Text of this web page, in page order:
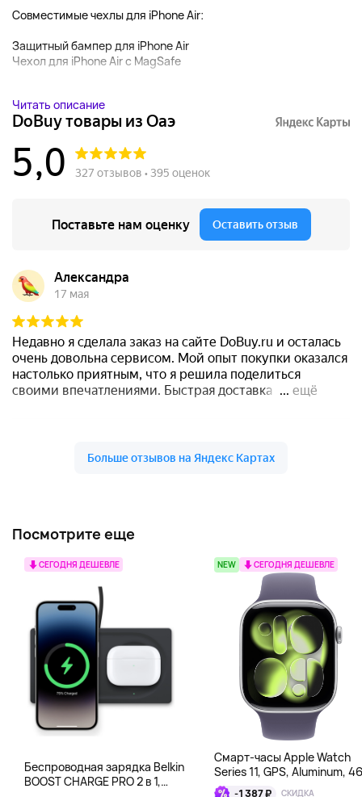
Совместимые чехлы для iPhone Air:
Защитный бампер для iPhone Air
Чехол для iPhone Air с MagSafe
Читать описание
Посмотрите еще
СЕГОДНЯ ДЕШЕВЛЕ
Беспроводная зарядка Belkin
BOOST CHARGE PRO 2 в 1,
NEW СЕГОДНЯ ДЕШЕВЛЕ
Смарт-часы Apple Watch
Series 11, GPS, Aluminum, 46
мм, серебряный
-1 387 ₽ СКИДКА